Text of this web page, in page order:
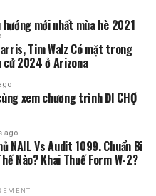
hướng mới nhất mùa hè 2021
Tim Walz Có mặt trong
cử 2024 ở Arizona
xem chương trình ĐI CHỢ
ago
NAIL Vs Audit 1099. Chuẩn Bi
Nào? Khai Thuế Form W-2?